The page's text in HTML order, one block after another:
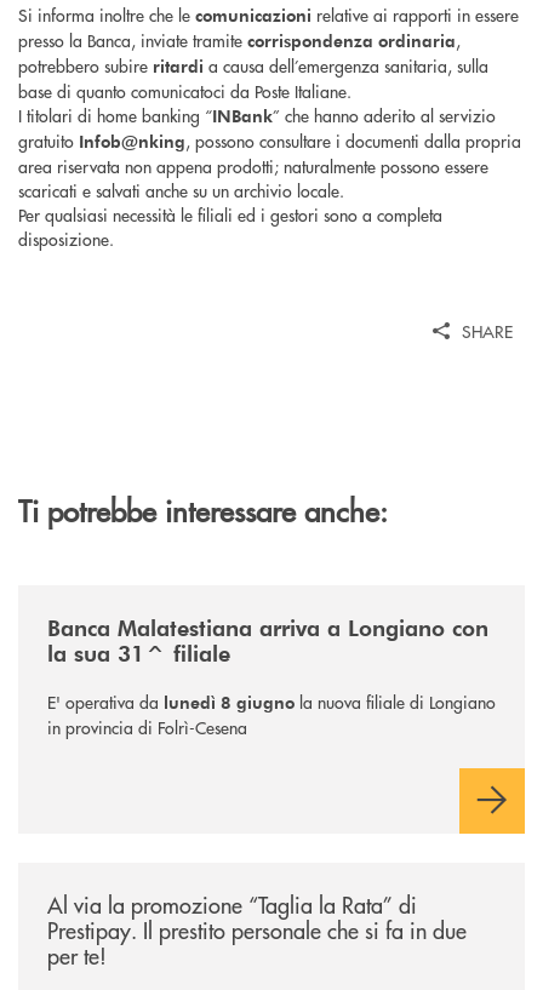
Si informa inoltre che le comunicazioni relative ai rapporti in essere
presso la Banca, inviate tramite corrispondenza ordinaria,
potrebbero subire ritardi a causa dell’emergenza sanitaria, sulla
base di quanto comunicatoci da Poste Italiane.
I titolari di home banking “INBank” che hanno aderito al servizio
gratuito Infob@nking, possono consultare i documenti dalla propria
area riservata non appena prodotti; naturalmente possono essere
scaricati e salvati anche su un archivio locale.
Per qualsiasi necessità le filiali ed i gestori sono a completa
disposizione.
SHARE
Ti potrebbe interessare anche:
Banca Malatestiana arriva a Longiano con
la sua 31^ filiale
E' operativa da lunedì 8 giugno la nuova filiale di Longiano
in provincia di Folrì-Cesena
Al via la promozione “Taglia la Rata” di
Prestipay. Il prestito personale che si fa in due
per te!